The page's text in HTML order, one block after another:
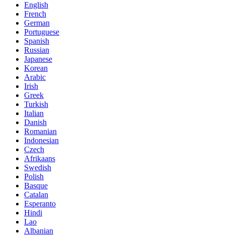
English
French
German
Portuguese
Spanish
Russian
Japanese
Korean
Arabic
Irish
Greek
Turkish
Italian
Danish
Romanian
Indonesian
Czech
Afrikaans
Swedish
Polish
Basque
Catalan
Esperanto
Hindi
Lao
Albanian